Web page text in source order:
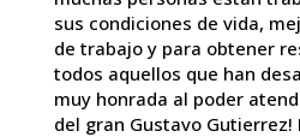
sus condiciones de vida,
de trabajo y para obtener
todos aquellos que han
muy honrada al poder
del gran Gustavo Gutierrez!